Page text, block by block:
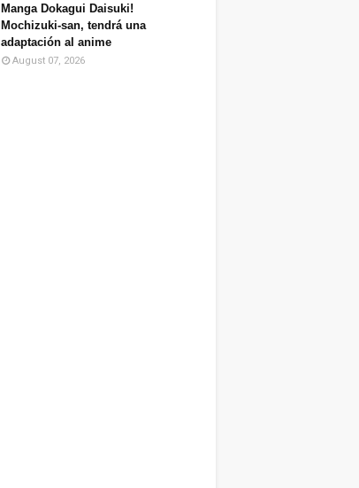
Manga Dokagui Daisuki!
Mochizuki-san, tendrá una
adaptación al anime
August 07, 2026